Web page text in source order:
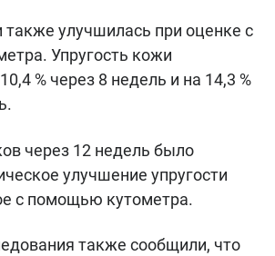
также улучшилась при оценке с
Упругость кожи
% через 8 недель и на 14,3 %
через 12 недель было
улучшение упругости
с помощью кутометра.
также сообщили, что